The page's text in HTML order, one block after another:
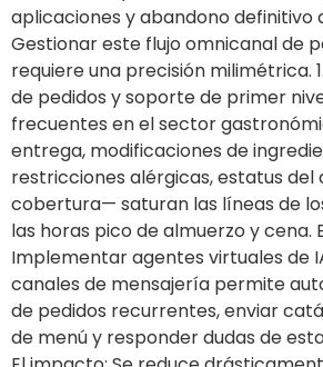
aplicaciones y abandono definitivo
Gestionar este flujo omnicanal de
requiere una precisión milimétrica.
de pedidos y soporte de primer
frecuentes en el sector
entrega, modificaciones de
restricciones alérgicas, estatus del
cobertura— saturan las líneas de
las horas pico de almuerzo y cena.
Implementar agentes virtuales de
canales de mensajería permite
de pedidos recurrentes, enviar
de menú y responder dudas de